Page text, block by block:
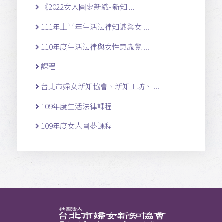
《2022女人圓夢新織- 新知 ...
111年上半年生活法律知識與女 ...
110年度生活法律與女性意識覺 ...
課程
台北市婦女新知協會、新知工坊、 ...
109年度生活法律課程
109年度女人圓夢課程